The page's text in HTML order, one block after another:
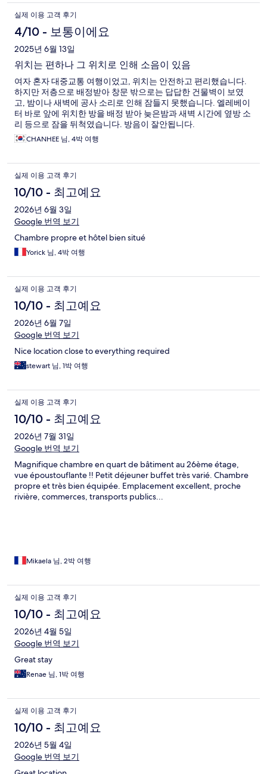
실제 이용 고객 후기
4/10 - 보통이에요
2025년 6월 13일
위치는 편하나 그 위치로 인해 소음이 있음
여자 혼자 대중교통 여행이었고, 위치는 안전하고 편리했습니다.
하지만 저층으로 배정받아 창문 밖으로는 답답한 건물벽이 보였
고, 밤이나 새벽에 공사 소리로 인해 잠들지 못했습니다. 엘레베이
터 바로 앞에 위치한 방을 배정 받아 늦은밤과 새벽 시간에 옆방 소
리 등으로 잠을 뒤척였습니다. 방음이 잘안됩니다.
CHANHEE 님, 4박 여행
실제 이용 고객 후기
10/10 - 최고예요
2026년 6월 3일
Google 번역 보기
Chambre propre et hôtel bien situé
Yorick 님, 4박 여행
실제 이용 고객 후기
10/10 - 최고예요
2026년 6월 7일
Google 번역 보기
Nice location close to everything required
stewart 님, 1박 여행
실제 이용 고객 후기
10/10 - 최고예요
2026년 7월 31일
Google 번역 보기
Magnifique chambre en quart de bâtiment au 26ème étage,
vue époustouflante !! Petit déjeuner buffet très varié. Chambre
propre et très bien équipée. Emplacement excellent, proche
rivière, commerces, transports publics...
Mikaela 님, 2박 여행
실제 이용 고객 후기
10/10 - 최고예요
2026년 4월 5일
Google 번역 보기
Great stay
Renae 님, 1박 여행
실제 이용 고객 후기
10/10 - 최고예요
2026년 5월 4일
Google 번역 보기